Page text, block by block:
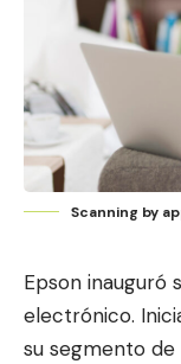
Scanning by
Epson inauguró
electrónico.
su segmento de